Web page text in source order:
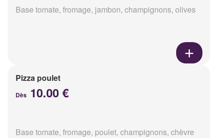
Base tomate, fromage, jambon, champignons, olives
Pizza poulet
Dès 10.00 €
Base tomate, fromage, poulet, champignons, chèvre